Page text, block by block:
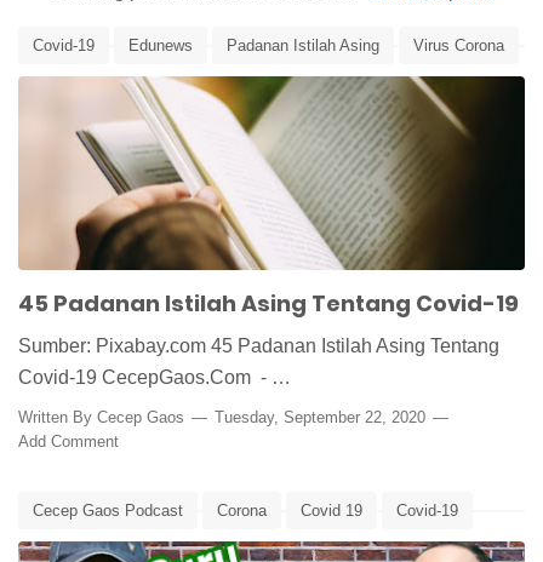
Covid-19 Edunews Padanan Istilah Asing Virus Corona
45 Padanan Istilah Asing Tentang Covid-19
Sumber: Pixabay.com 45 Padanan Istilah Asing Tentang
Covid-19 CecepGaos.Com - …
Written By Cecep Gaos
Tuesday, September 22, 2020
Add Comment
Cecep Gaos Podcast Corona Covid 19 Covid-19
Edunews Guru Bincang Corona Podcast